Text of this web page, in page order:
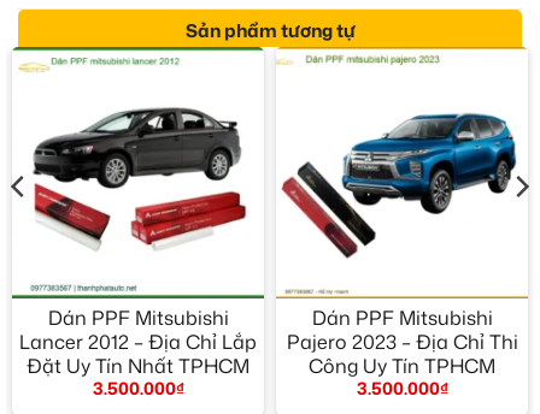
Sản phẩm tương tự
Dán PPF Mitsubishi
Lancer 2012 – Địa Chỉ Lắp
Đặt Uy Tín Nhất TPHCM
3.500.000₫
Dán PPF Mitsubishi
Pajero 2023 – Địa Chỉ Thi
Công Uy Tín TPHCM
3.500.000₫